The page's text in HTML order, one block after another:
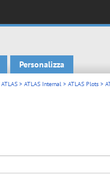
Personalizza
ATLAS > ATLAS Internal > ATLAS Plots >